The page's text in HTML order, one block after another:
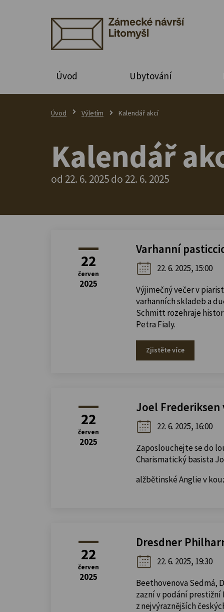
Úvod Ubytování
Úvod Výletím Kalendář akcí
Kalendář
od 22. 6. 2025 do 22. 6. 2025
22
červen
2025
Varhanní
22. 6. 2025, 15:00
Výjimečný večer v
varhanních skladeb a
Schmitt rozehraje
Petra Fialy.
Zjistěte více
22
červen
2025
Joel Frederiksen
22. 6. 2025, 16:00
Zaposlouchejte se do
Charismatický basista
alžbětinské Anglie v
22
červen
2025
Dresdner
22. 6. 2025, 19:30
Beethovenova Sedmá,
zazní v podání
z nejvýraznějších